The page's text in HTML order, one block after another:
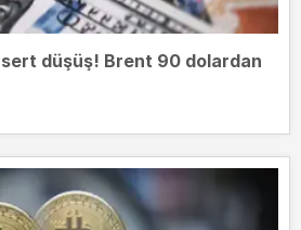
düşüş! Brent 90 dolardan